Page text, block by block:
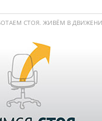
СТОЯ. ЖИВЁМ В